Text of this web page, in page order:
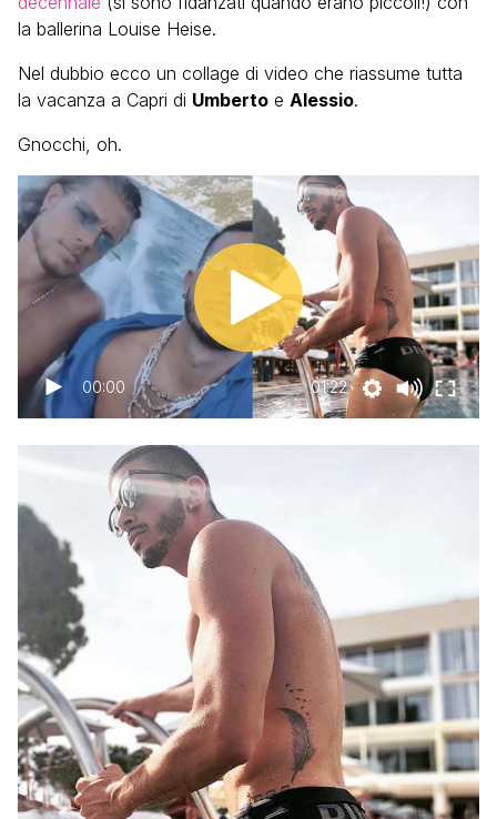
la ballerina Louise Heise.
Nel dubbio ecco un collage di video che riassume tutta
la vacanza a Capri di Umberto e Alessio.
Gnocchi, oh.
00:00 01:22